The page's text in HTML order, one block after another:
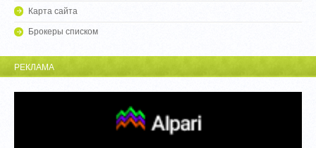
Карта сайта
Брокеры списком
РЕКЛАМА